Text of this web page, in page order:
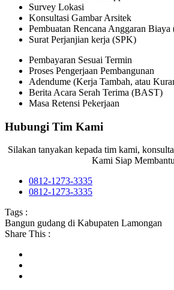
Survey Lokasi
Konsultasi Gambar Arsitek
Pembuatan Rencana Anggaran
Surat Perjanjian kerja (SPK)
Pembayaran Sesuai Termin
Proses Pengerjaan Pembangunan
Adendume (Kerja Tambah, atau
Berita Acara Serah Terima (BAST)
Masa Retensi Pekerjaan
Hubungi Tim Kami
Silakan tanyakan kepada tim kami,
Kami Siap
0812-1273-3335
0812-1273-3335
Tags :
Bangun gudang di Kabupaten Lamongan
Share This :